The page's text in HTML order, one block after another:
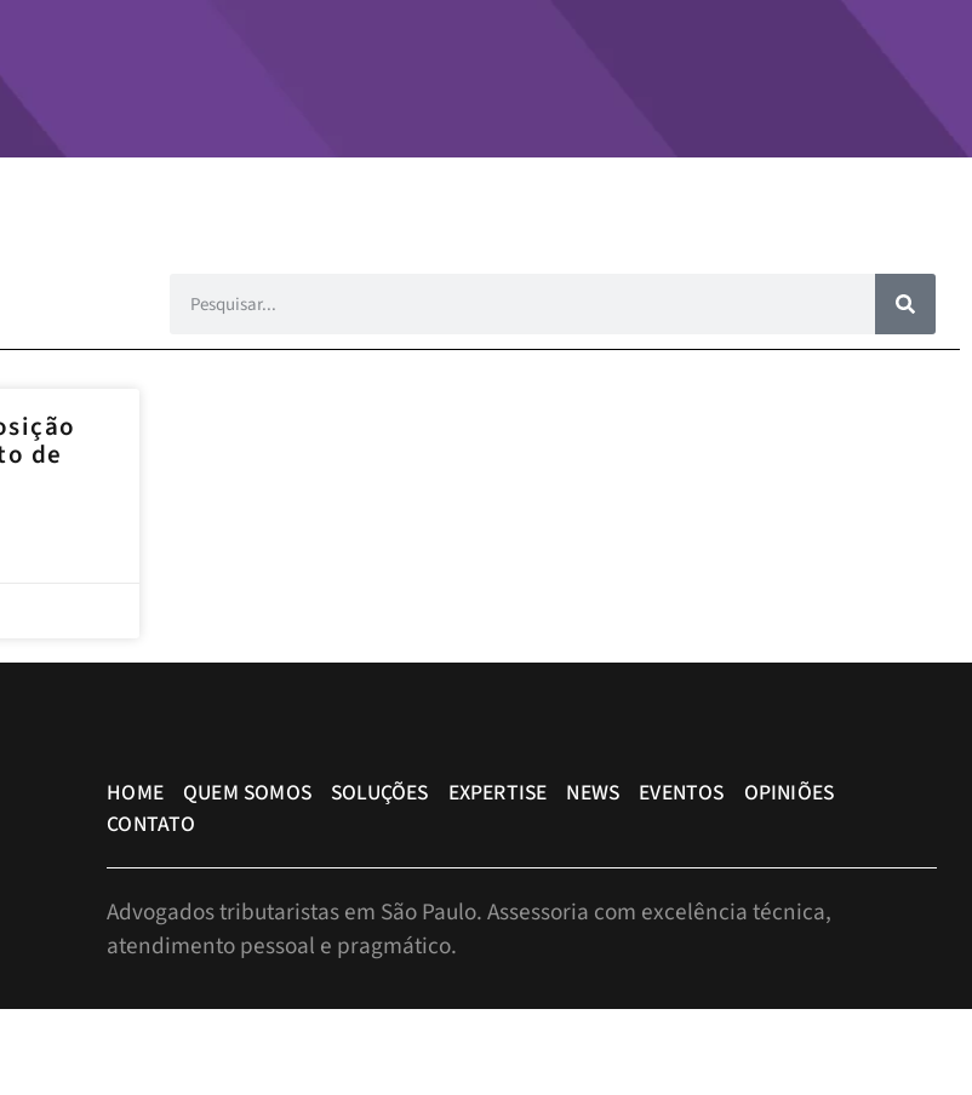
de
HOME QUEM SOMOS SOLUÇÕES EXPERTISE NEWS EVENTOS
OPINIÕES
CONTATO
Advogados tributaristas em São Paulo. Assessoria com excelência técnica,
atendimento pessoal e pragmático.